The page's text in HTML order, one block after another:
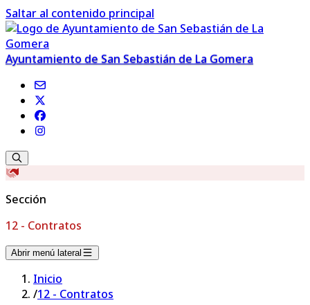
Saltar al contenido principal
Ayuntamiento de San Sebastián de La Gomera
Sección
12 - Contratos
Abrir menú lateral
Inicio
/12 - Contratos